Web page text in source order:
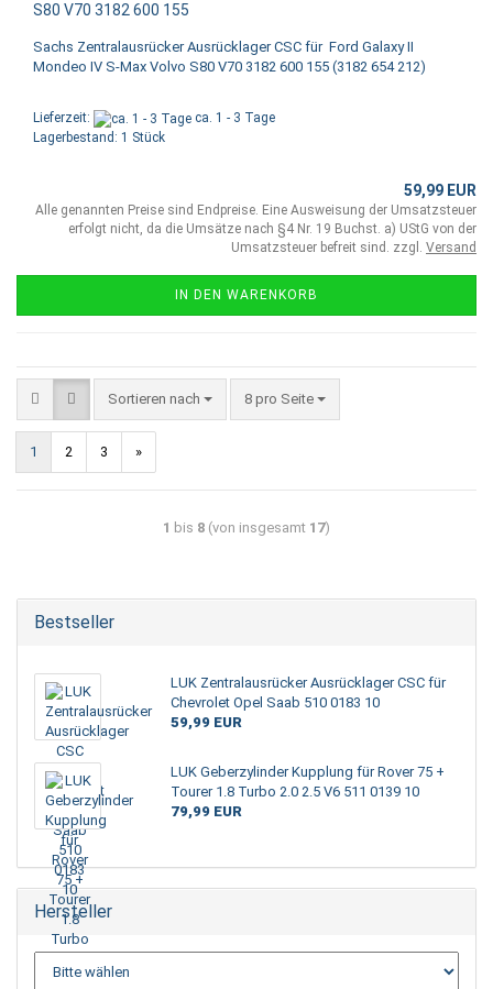
S80 V70 3182 600 155
Sachs Zentralausrücker Ausrücklager CSC für Ford Galaxy II
Mondeo IV S-Max Volvo S80 V70 3182 600 155 (3182 654 212)
Lieferzeit:
ca. 1 - 3 Tage
Lagerbestand: 1 Stück
59,99 EUR
Alle genannten Preise sind Endpreise. Eine Ausweisung der Umsatzsteuer
erfolgt nicht, da die Umsätze nach §4 Nr. 19 Buchst. a) UStG von der
Umsatzsteuer befreit sind. zzgl. Versand
IN DEN WARENKORB
Sortieren nach 8 pro Seite
1 2 3 »
1 bis 8 (von insgesamt 17)
Bestseller
LUK Zentralausrücker Ausrücklager CSC für
Chevrolet Opel Saab 510 0183 10
59,99 EUR
LUK Geberzylinder Kupplung für Rover 75 +
Tourer 1.8 Turbo 2.0 2.5 V6 511 0139 10
79,99 EUR
Hersteller